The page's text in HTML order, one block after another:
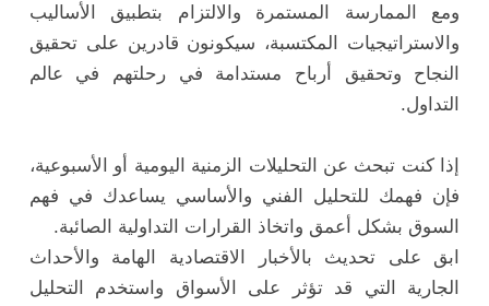
ومع الممارسة المستمرة والالتزام بتطبيق الأساليب
والاستراتيجيات المكتسبة، سيكونون قادرين على تحقيق
النجاح وتحقيق أرباح مستدامة في رحلتهم في عالم
التداول.
إذا كنت تبحث عن التحليلات الزمنية اليومية أو الأسبوعية،
فإن فهمك للتحليل الفني والأساسي يساعدك في فهم
السوق بشكل أعمق واتخاذ القرارات التداولية الصائبة.
ابق على تحديث بالأخبار الاقتصادية الهامة والأحداث
الجارية التي قد تؤثر على الأسواق واستخدم التحليل